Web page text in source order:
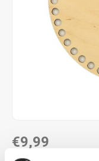
€9,99